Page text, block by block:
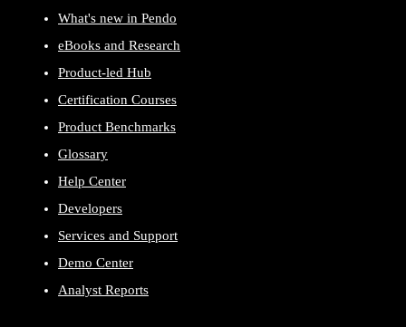
What's new in Pendo
eBooks and Research
Product-led Hub
Certification Courses
Product Benchmarks
Glossary
Help Center
Developers
Services and Support
Demo Center
Analyst Reports